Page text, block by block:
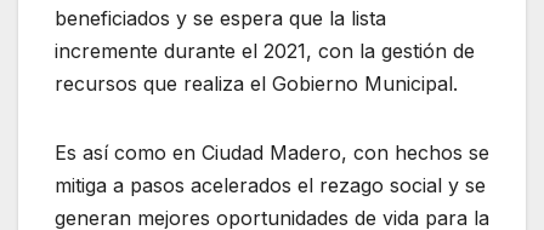
beneficiados y se espera que la lista
incremente durante el 2021, con la gestión de
recursos que realiza el Gobierno Municipal.
Es así como en Ciudad Madero, con hechos se
mitiga a pasos acelerados el rezago social y se
generan mejores oportunidades de vida para la